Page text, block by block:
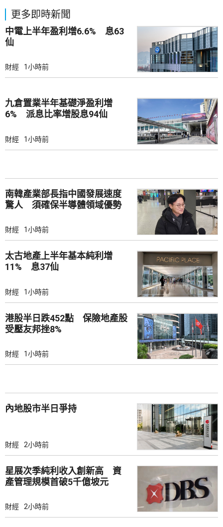
更多即時新聞
中電上半年盈利增6.6% 息63
仙
財經 1小時前
九倉置業半年基礎淨盈利增
6% 派息比率增股息94仙
財經 1小時前
南韓產業部長指中國發展速度
驚人 須確保半導體領域優勢
財經 1小時前
太古地產上半年基本純利增
11% 息37仙
財經 1小時前
港股半日跌452點 保險地產股
受壓友邦挫8%
財經 1小時前
內地股市半日爭持
財經 2小時前
星展次季純利收入創新高 資
產管理規模首破5千億坡元
財經 2小時前